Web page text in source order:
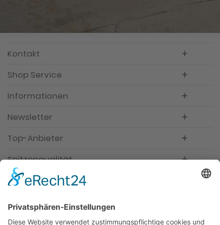
Kontakt
Shop Service
Informationen
Newsletter
Top-Anbieter
Spitzenqualität
Kompetente Beratung
Partner